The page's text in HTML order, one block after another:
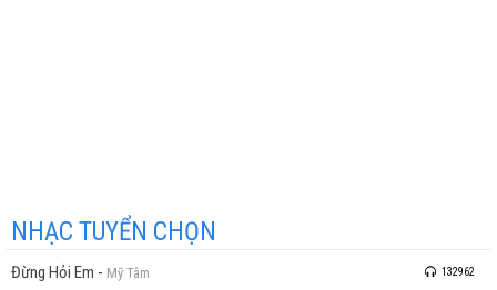
NHẠC TUYỂN CHỌN
Đừng Hỏi Em - Mỹ Tâm 132962